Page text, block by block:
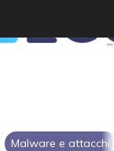
Malware e attacchi